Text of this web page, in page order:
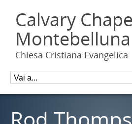
Calvary
Montebelluna
Chiesa Cristiana Evangelica